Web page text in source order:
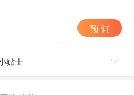
预 订
贴士 